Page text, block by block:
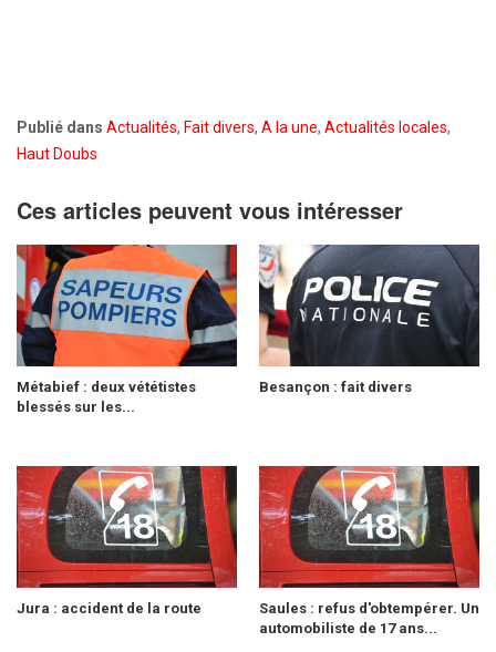
Publié dans Actualités, Fait divers, A la une, Actualités locales,
Haut Doubs
Ces articles peuvent vous intéresser
Métabief : deux vététistes
blessés sur les...
Besançon : fait divers
Jura : accident de la route
Saules : refus d'obtempérer. Un
automobiliste de 17 ans...